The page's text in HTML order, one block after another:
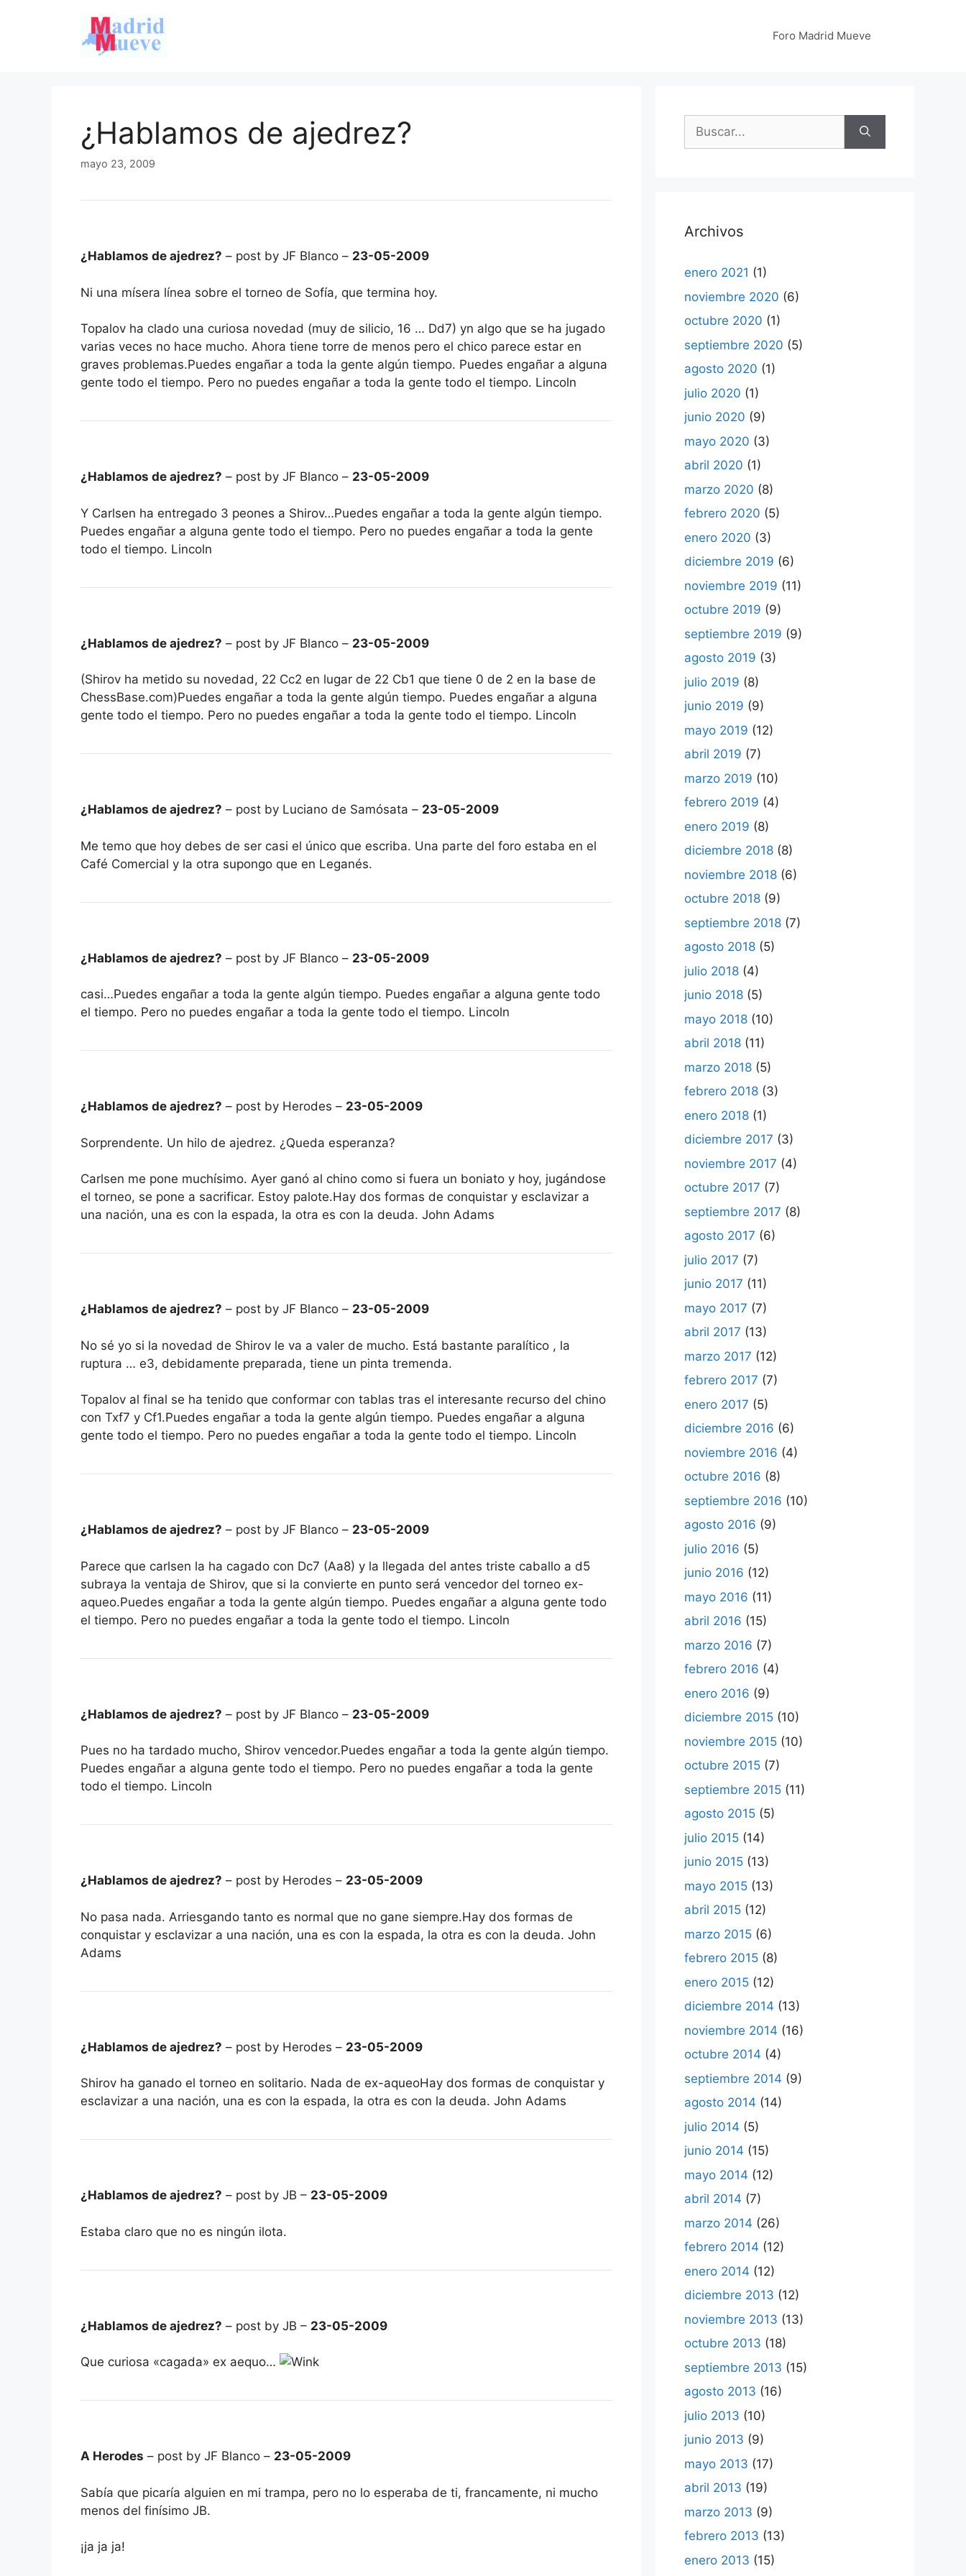
Foro Madrid Mueve
¿Hablamos de ajedrez?
mayo 23, 2009
¿Hablamos de ajedrez? – post by JF Blanco – 23-05-2009
Ni una mísera línea sobre el torneo de Sofía, que termina hoy.
Topalov ha clado una curiosa novedad (muy de silicio, 16 … Dd7) yn algo que se ha jugado
varias veces no hace mucho. Ahora tiene torre de menos pero el chico parece estar en
graves problemas.Puedes engañar a toda la gente algún tiempo. Puedes engañar a alguna
gente todo el tiempo. Pero no puedes engañar a toda la gente todo el tiempo. Lincoln
¿Hablamos de ajedrez? – post by JF Blanco – 23-05-2009
Y Carlsen ha entregado 3 peones a Shirov…Puedes engañar a toda la gente algún tiempo.
Puedes engañar a alguna gente todo el tiempo. Pero no puedes engañar a toda la gente
todo el tiempo. Lincoln
¿Hablamos de ajedrez? – post by JF Blanco – 23-05-2009
(Shirov ha metido su novedad, 22 Cc2 en lugar de 22 Cb1 que tiene 0 de 2 en la base de
ChessBase.com)Puedes engañar a toda la gente algún tiempo. Puedes engañar a alguna
gente todo el tiempo. Pero no puedes engañar a toda la gente todo el tiempo. Lincoln
¿Hablamos de ajedrez? – post by Luciano de Samósata – 23-05-2009
Me temo que hoy debes de ser casi el único que escriba. Una parte del foro estaba en el
Café Comercial y la otra supongo que en Leganés.
¿Hablamos de ajedrez? – post by JF Blanco – 23-05-2009
casi…Puedes engañar a toda la gente algún tiempo. Puedes engañar a alguna gente todo
el tiempo. Pero no puedes engañar a toda la gente todo el tiempo. Lincoln
¿Hablamos de ajedrez? – post by Herodes – 23-05-2009
Sorprendente. Un hilo de ajedrez. ¿Queda esperanza?
Carlsen me pone muchísimo. Ayer ganó al chino como si fuera un boniato y hoy, jugándose
el torneo, se pone a sacrificar. Estoy palote.Hay dos formas de conquistar y esclavizar a
una nación, una es con la espada, la otra es con la deuda. John Adams
¿Hablamos de ajedrez? – post by JF Blanco – 23-05-2009
No sé yo si la novedad de Shirov le va a valer de mucho. Está bastante paralítico , la
ruptura … e3, debidamente preparada, tiene un pinta tremenda.
Topalov al final se ha tenido que conformar con tablas tras el interesante recurso del chino
con Txf7 y Cf1.Puedes engañar a toda la gente algún tiempo. Puedes engañar a alguna
gente todo el tiempo. Pero no puedes engañar a toda la gente todo el tiempo. Lincoln
¿Hablamos de ajedrez? – post by JF Blanco – 23-05-2009
Parece que carlsen la ha cagado con Dc7 (Aa8) y la llegada del antes triste caballo a d5
subraya la ventaja de Shirov, que si la convierte en punto será vencedor del torneo ex-
aqueo.Puedes engañar a toda la gente algún tiempo. Puedes engañar a alguna gente todo
el tiempo. Pero no puedes engañar a toda la gente todo el tiempo. Lincoln
¿Hablamos de ajedrez? – post by JF Blanco – 23-05-2009
Pues no ha tardado mucho, Shirov vencedor.Puedes engañar a toda la gente algún tiempo.
Puedes engañar a alguna gente todo el tiempo. Pero no puedes engañar a toda la gente
todo el tiempo. Lincoln
¿Hablamos de ajedrez? – post by Herodes – 23-05-2009
No pasa nada. Arriesgando tanto es normal que no gane siempre.Hay dos formas de
conquistar y esclavizar a una nación, una es con la espada, la otra es con la deuda. John
Adams
¿Hablamos de ajedrez? – post by Herodes – 23-05-2009
Shirov ha ganado el torneo en solitario. Nada de ex-aqueoHay dos formas de conquistar y
esclavizar a una nación, una es con la espada, la otra es con la deuda. John Adams
¿Hablamos de ajedrez? – post by JB – 23-05-2009
Estaba claro que no es ningún ilota.
¿Hablamos de ajedrez? – post by JB – 23-05-2009
Que curiosa «cagada» ex aequo…
A Herodes – post by JF Blanco – 23-05-2009
Sabía que picaría alguien en mi trampa, pero no lo esperaba de ti, francamente, ni mucho
menos del finísimo JB.
¡ja ja ja!
Buscar:
Archivos
enero 2021 (1)
noviembre 2020 (6)
octubre 2020 (1)
septiembre 2020 (5)
agosto 2020 (1)
julio 2020 (1)
junio 2020 (9)
mayo 2020 (3)
abril 2020 (1)
marzo 2020 (8)
febrero 2020 (5)
enero 2020 (3)
diciembre 2019 (6)
noviembre 2019 (11)
octubre 2019 (9)
septiembre 2019 (9)
agosto 2019 (3)
julio 2019 (8)
junio 2019 (9)
mayo 2019 (12)
abril 2019 (7)
marzo 2019 (10)
febrero 2019 (4)
enero 2019 (8)
diciembre 2018 (8)
noviembre 2018 (6)
octubre 2018 (9)
septiembre 2018 (7)
agosto 2018 (5)
julio 2018 (4)
junio 2018 (5)
mayo 2018 (10)
abril 2018 (11)
marzo 2018 (5)
febrero 2018 (3)
enero 2018 (1)
diciembre 2017 (3)
noviembre 2017 (4)
octubre 2017 (7)
septiembre 2017 (8)
agosto 2017 (6)
julio 2017 (7)
junio 2017 (11)
mayo 2017 (7)
abril 2017 (13)
marzo 2017 (12)
febrero 2017 (7)
enero 2017 (5)
diciembre 2016 (6)
noviembre 2016 (4)
octubre 2016 (8)
septiembre 2016 (10)
agosto 2016 (9)
julio 2016 (5)
junio 2016 (12)
mayo 2016 (11)
abril 2016 (15)
marzo 2016 (7)
febrero 2016 (4)
enero 2016 (9)
diciembre 2015 (10)
noviembre 2015 (10)
octubre 2015 (7)
septiembre 2015 (11)
agosto 2015 (5)
julio 2015 (14)
junio 2015 (13)
mayo 2015 (13)
abril 2015 (12)
marzo 2015 (6)
febrero 2015 (8)
enero 2015 (12)
diciembre 2014 (13)
noviembre 2014 (16)
octubre 2014 (4)
septiembre 2014 (9)
agosto 2014 (14)
julio 2014 (5)
junio 2014 (15)
mayo 2014 (12)
abril 2014 (7)
marzo 2014 (26)
febrero 2014 (12)
enero 2014 (12)
diciembre 2013 (12)
noviembre 2013 (13)
octubre 2013 (18)
septiembre 2013 (15)
agosto 2013 (16)
julio 2013 (10)
junio 2013 (9)
mayo 2013 (17)
abril 2013 (19)
marzo 2013 (9)
febrero 2013 (13)
enero 2013 (15)